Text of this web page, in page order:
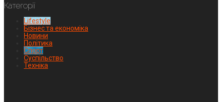
Категорії
Lifestyle
Бізнес та економіка
Новини
Політика
Спорт
Суспільство
Техніка